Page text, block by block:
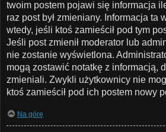
twoim postem pojawi się informacja
raz post był zmieniany. Informacja ta
wtedy, jeśli ktoś zamieścił pod tym
Jeśli post zmienił moderator lub
nie zostanie wyświetlona.
mogą zostawić notatkę z informacją,
zmieniali. Zwykli użytkownicy nie
ktoś zamieścił pod ich postem nowy
Na górę